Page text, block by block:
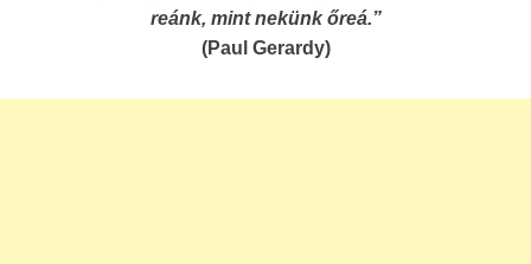
reánk, mint nekünk őreá.”
(Paul Gerardy)